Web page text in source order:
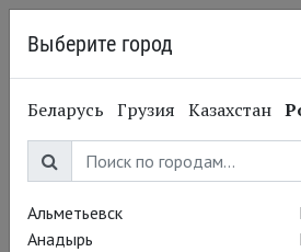
09.04.2015 Глобус
Пятиминутка
новостей!
Выберите город
Беларусь Грузия Казахстан
Альметьевск
Анадырь